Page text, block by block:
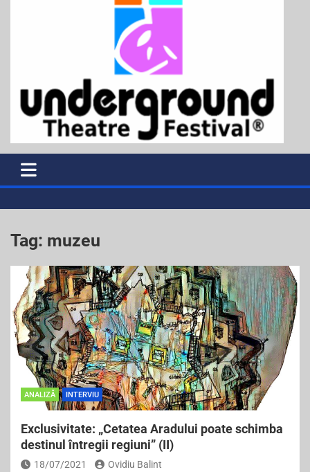
Tag: muzeu
ANALIZĂ INTERVIU
Exclusivitate: „Cetatea Aradului poate schimba
destinul întregii regiuni” (II)
18/07/2021 Ovidiu Balint